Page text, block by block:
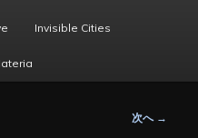
Invisible Cities
次へ →